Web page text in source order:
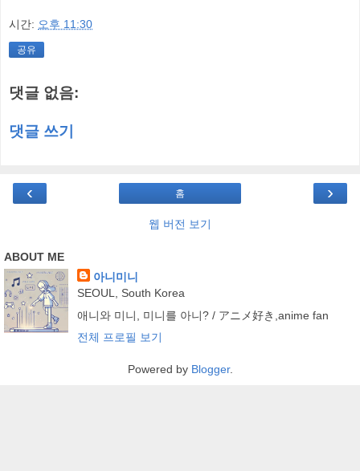
시간: 오후 11:30
공유
댓글 없음:
댓글 쓰기
‹ ›
홈
웹 버전 보기
ABOUT ME
아니미니
SEOUL, South Korea
애니와 미니, 미니를 아니? / アニメ好き,anime fan
전체 프로필 보기
Powered by Blogger.